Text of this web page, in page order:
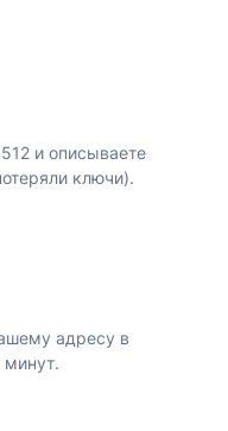
и описываете
ключи).
адресу в
минут.